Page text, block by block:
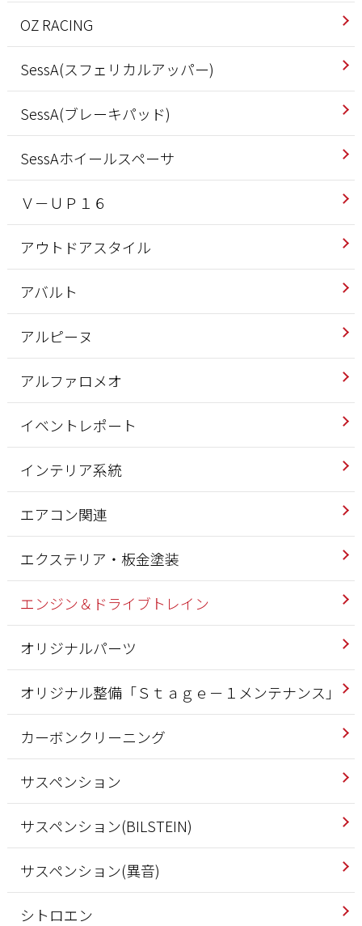
OZ RACING
SessA(スフェリカルアッパー)
SessA(ブレーキパッド)
SessAホイールスペーサ
Ｖ－ＵＰ１６
アウトドアスタイル
アバルト
アルピーヌ
アルファロメオ
イベントレポート
インテリア系統
エアコン関連
エクステリア・板金塗装
エンジン＆ドライブトレイン
オリジナルパーツ
オリジナル整備「Ｓｔａｇｅ－１メンテナンス」
カーボンクリーニング
サスペンション
サスペンション(BILSTEIN)
サスペンション(異音)
シトロエン